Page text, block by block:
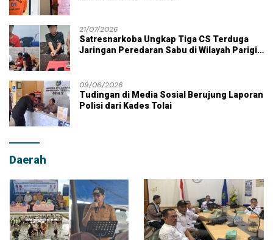
21/07/2026
Satresnarkoba Ungkap Tiga CS Terduga
Jaringan Peredaran Sabu di Wilayah Parigi
09/06/2026
Tudingan di Media Sosial Berujung Laporan
Polisi dari Kades Tolai
Daerah